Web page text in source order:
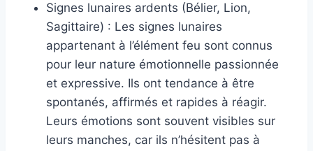
Signes lunaires ardents (Bélier, Lion,
Sagittaire) : Les signes lunaires
appartenant à l’élément feu sont connus
pour leur nature émotionnelle passionnée
et expressive. Ils ont tendance à être
spontanés, affirmés et rapides à réagir.
Leurs émotions sont souvent visibles sur
leurs manches, car ils n’hésitent pas à